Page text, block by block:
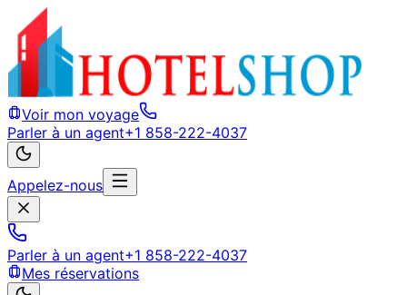
Voir mon voyage
Parler à un agent+1 858-222-4037
Appelez-nous
Parler à un agent+1 858-222-4037
Mes réservations